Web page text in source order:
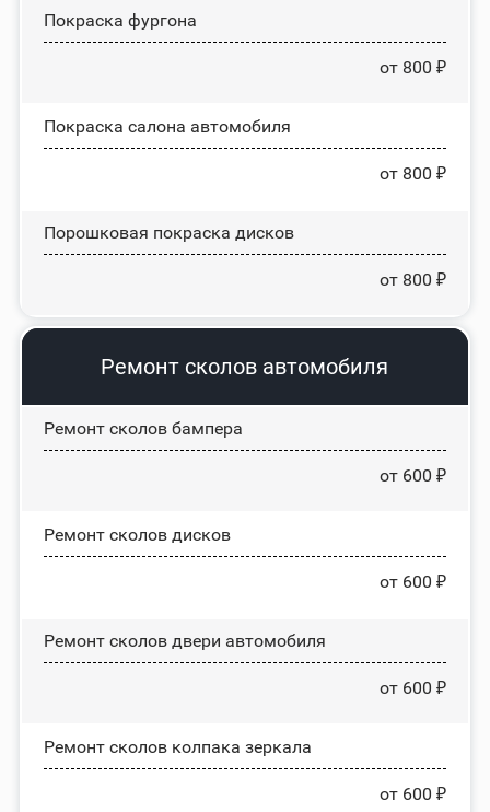
Покраска фургона
от 800 ₽
Покраска салона автомобиля
от 800 ₽
Порошковая покраска дисков
от 800 ₽
Ремонт сколов автомобиля
Ремонт сколов бампера
от 600 ₽
Ремонт сколов дисков
от 600 ₽
Ремонт сколов двери автомобиля
от 600 ₽
Ремонт сколов колпака зеркала
от 600 ₽